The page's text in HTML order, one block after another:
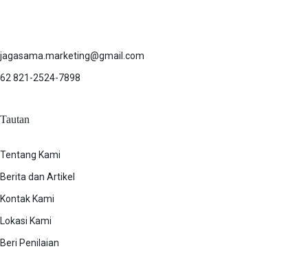
jagasama.marketing@gmail.com
62 821-2524-7898
Tautan
Tentang Kami
Berita dan Artikel
Kontak Kami
Lokasi Kami
Beri Penilaian